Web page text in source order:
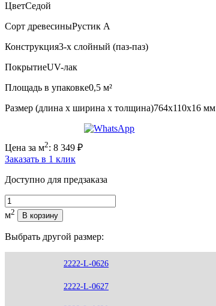
ЦветСедой
Сорт древесиныРустик А
Конструкция3-х слойный (паз-паз)
ПокрытиеUV-лак
Площадь в упаковке0,5 м²
Размер (длина х ширина х толщина)764х110х16 мм
Цена за м2: 8 349 ₽
Заказать в 1 клик
Доступно для предзаказа
Количество
м2 В корзину
Выбрать другой размер:
2222-L-0626
2222-L-0627